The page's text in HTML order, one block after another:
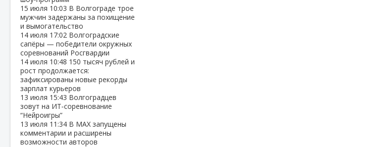
15 июля 10:03 В Волгограде трое
мужчин задержаны за похищение
и вымогательство
14 июля 17:02 Волгоградские
сапёры — победители окружных
соревнований Росгвардии
14 июля 10:48 150 тысяч рублей и
рост продолжается:
зафиксированы новые рекорды
зарплат курьеров
13 июля 15:43 Волгоградцев
зовут на ИТ‑соревнование
“Нейроигры”
13 июля 11:34 В МАХ запущены
комментарии и расширены
возможности авторов